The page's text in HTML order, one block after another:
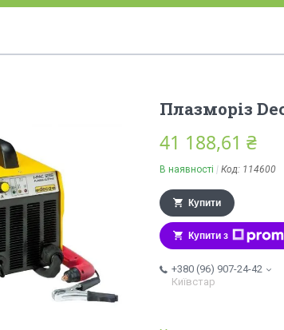
Плазморіз
41 188,61 ₴
В наявності Код: 114600
Купити
Купити з
+380 (96) 907-24-42
Київстар